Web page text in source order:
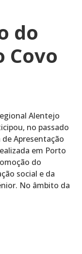
do
Covo
Alentejo
no passado
de Apresentação
em Porto
do
social e da
No âmbito da